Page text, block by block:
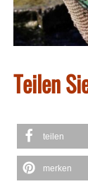
Teilen
teilen
merken